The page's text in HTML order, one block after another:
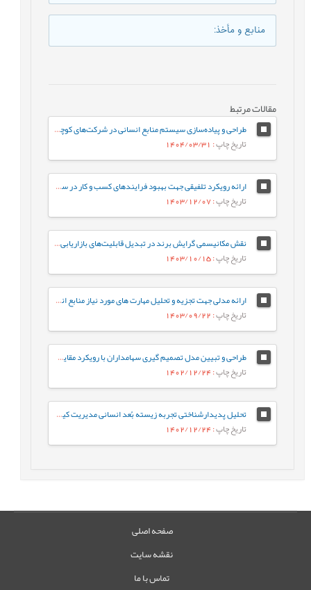
منابع و مأخذ:
مقالات مرتبط
طراحی و پیاده‌سازی سیستم منابع انسانی در شرکت‌های کوچک و متوسط (SMEs) با رویکرد داده‌کاوی (مورد مطالعه: شرکت‌های کاشی و سرامیک استان یزد)
تاریخ چاپ: 1404/03/31
ارائه رویکرد تلفیقی جهت بهبود فرایندهای کسب و کار در سازمانهای خدماتی
تاریخ چاپ: 1403/12/07
نقش مکانیسمی گرایش برند در تبدیل قابلیت‌های بازاریابی و گرایش کارآفرینانه به ارزش برند: مطالعۀ موردی در صنعت کاشی و سرامیک
تاریخ چاپ: 1403/10/15
ارائه مدلی جهت تجزیه و تحلیل مهارت های مورد نیاز منابع انسانی نسل چهارم در محیط فازی
تاریخ چاپ: 1403/09/22
طراحی و تبیین مدل تصمیم گیری سهامداران با رویکرد مقایسه ای مالی کلاسیک و مالی رفتاری در بازار سرمایه
تاریخ چاپ: 1402/12/24
تحلیل پدیدارشناختی تجربه زیسته بُعد انسانی مدیریت کیفیت
تاریخ چاپ: 1402/12/24
صفحه اصلی
نقشه سایت
تماس با ما